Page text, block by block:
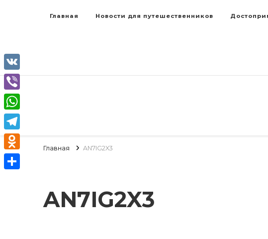
Главная Новости для путешественников
Главная AN7IG2X3
AN7IG2X3
VK
Viber
WhatsApp
Telegram
Odnoklassniki